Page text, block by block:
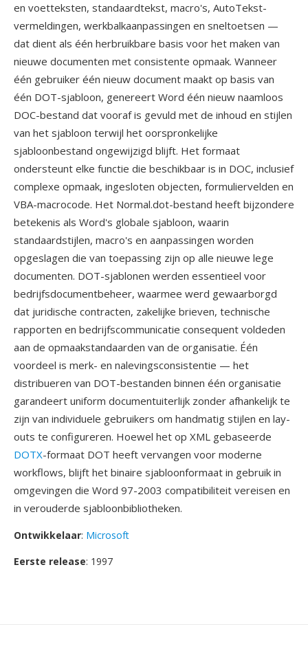
en voetteksten, standaardtekst, macro's, AutoTekst-
vermeldingen, werkbalkaanpassingen en sneltoetsen —
dat dient als één herbruikbare basis voor het maken van
nieuwe documenten met consistente opmaak. Wanneer
één gebruiker één nieuw document maakt op basis van
één DOT-sjabloon, genereert Word één nieuw naamloos
DOC-bestand dat vooraf is gevuld met de inhoud en stijlen
van het sjabloon terwijl het oorspronkelijke
sjabloonbestand ongewijzigd blijft. Het formaat
ondersteunt elke functie die beschikbaar is in DOC, inclusief
complexe opmaak, ingesloten objecten, formuliervelden en
VBA-macrocode. Het Normal.dot-bestand heeft bijzondere
betekenis als Word's globale sjabloon, waarin
standaardstijlen, macro's en aanpassingen worden
opgeslagen die van toepassing zijn op alle nieuwe lege
documenten. DOT-sjablonen werden essentieel voor
bedrijfsdocumentbeheer, waarmee werd gewaarborgd
dat juridische contracten, zakelijke brieven, technische
rapporten en bedrijfscommunicatie consequent voldeden
aan de opmaakstandaarden van de organisatie. Één
voordeel is merk- en nalevingsconsistentie — het
distribueren van DOT-bestanden binnen één organisatie
garandeert uniform documentuiterlijk zonder afhankelijk te
zijn van individuele gebruikers om handmatig stijlen en lay-
outs te configureren. Hoewel het op XML gebaseerde
DOTX-formaat DOT heeft vervangen voor moderne
workflows, blijft het binaire sjabloonformaat in gebruik in
omgevingen die Word 97-2003 compatibiliteit vereisen en
in verouderde sjabloonbibliotheken.
Ontwikkelaar: Microsoft
Eerste release: 1997